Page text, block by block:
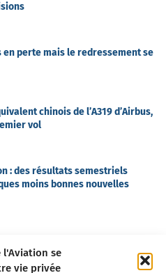
l'Aviation se
vie privée
en perte mais le redressement se
chinois de l’A319 d’Airbus,
vol
: des résultats semestriels
moins bonnes nouvelles